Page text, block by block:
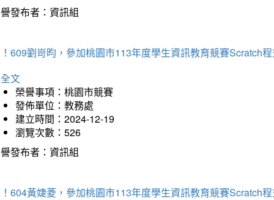
發布者：資訊組
609劉岢昀，參加桃園市113年度學生資訊教育競賽Scratch
文
榮譽事項：桃園市競賽
發佈單位：教務處
建立時間：2024-12-19
瀏覽次數：526
發布者：資訊組
604黃婕菱，參加桃園市113年度學生資訊教育競賽Scratch